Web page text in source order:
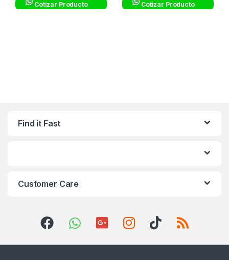
Cotizar Producto Cotizar Producto
Find it Fast
Customer Care